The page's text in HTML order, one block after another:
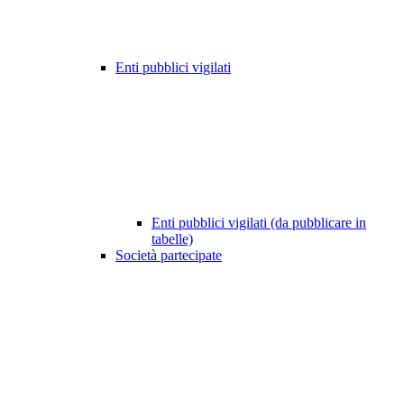
Enti pubblici vigilati
Enti pubblici vigilati (da pubblicare in
tabelle)
Società partecipate